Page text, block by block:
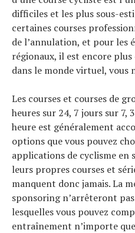
difficiles et les plus sous-
certaines courses
de l’annulation, et pour les
régionaux, il est encore
dans le monde virtuel, vous
Les courses et courses de
heures sur 24, 7 jours sur 7,
heure est généralement
options que vous pouvez
applications de cyclisme en
leurs propres courses et
manquent donc jamais. La
sponsoring n’arrêteront
lesquelles vous pouvez
entraînement n’importe